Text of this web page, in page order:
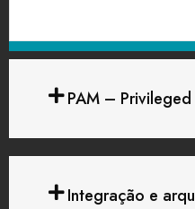
PAM –
Integração e